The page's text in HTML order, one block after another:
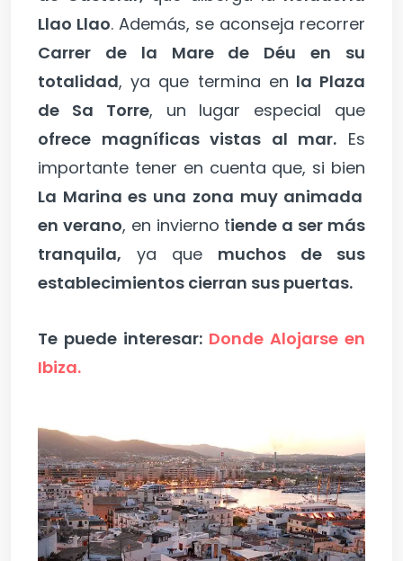
Llao Llao. Además, se aconseja recorrer
Carrer de la Mare de Déu en su
totalidad, ya que termina en la Plaza
de Sa Torre, un lugar especial que
ofrece magníficas vistas al mar. Es
importante tener en cuenta que, si bien
La Marina es una zona muy animada
en verano, en invierno tiende a ser más
tranquila, ya que muchos de sus
establecimientos cierran sus puertas.
Te puede interesar: Donde Alojarse en
Ibiza.